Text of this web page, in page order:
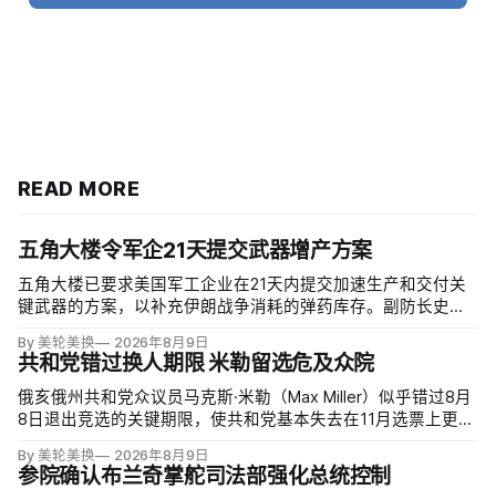
READ MORE
五角大楼令军企21天提交武器增产方案
五角大楼已要求美国军工企业在21天内提交加速生产和交付关
键武器的方案，以补充伊朗战争消耗的弹药库存。副防长史蒂
可接受，必须立即扩大产能；
By 美轮美换 2026年8月9日
共和党错过换人期限 米勒留选危及众院
俄亥俄州共和党众议员马克斯·米勒（Max Miller）似乎错过8月
8日退出竞选的关键期限，使共和党基本失去在11月选票上更换
Moreno）指控家暴并予以否认，众院道德委员会同时调查他是
By 美轮美换 2026年8月9日
参院确认布兰奇掌舵司法部强化总统控制